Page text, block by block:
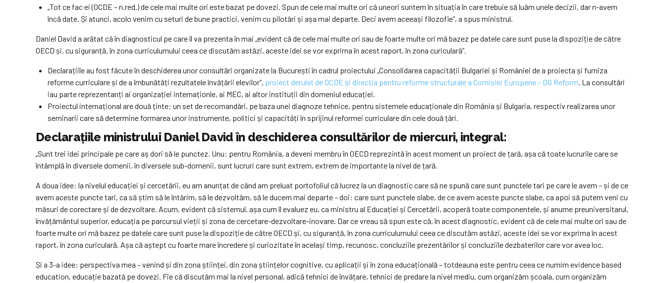
„Tot ce fac ei (OCDE – n.red.) de cele mai multe ori este bazat pe dovezi. Spun de cele mai multe ori că uneori suntem în situația în care trebuie să luăm unele decizii, dar n-avem
încă date. Și atunci, acolo venim cu seturi de bune practici, venim cu pilotări și așa mai departe. Deci avem aceeași filozofie”, a spus ministrul.
Daniel David a arătat că în diagnosticul pe care îl va prezenta în mai „evident că de cele mai multe ori sau de foarte multe ori mă bazez pe datele care sunt puse la dispoziție de către
OECD și, cu siguranță, în zona curriculumului ceea ce discutăm astăzi, aceste idei se vor exprima în acest raport, în zona curiculară”.
Declarațiile au fost făcute în deschiderea unor consultări organizate la București în cadrul proiectului „Consolidarea capacității Bulgariei și României de a proiecta și furniza
reforme curriculare și de a îmbunătăți rezultatele învățării elevilor”, proiect derulat de OCDE și direcția pentru reforme structurale a Comisiei Europene – DG Reform . La consultări
iau parte reprezentanți ai organizației internaționle, ai MEC, ai altor instituții din domeniul educației.
Proiectul internațional are două ținte: un set de recomandări, pe baza unei diagnoze tehnice, pentru sistemele educaționale din România și Bulgaria, respectiv realizarea unor
seminarii care să determine formarea unor instrumente, politici și capacități în sprijinul reformei curriculare din cele două țări.
Declarațiile ministrului Daniel David în deschiderea consultărilor de miercuri, integral:
„Sunt trei idei principale pe care aș dori să le punctez. Unu: pentru România, a deveni membru în OECD reprezintă în acest moment un proiect de țară, așa că toate lucrurile care se
întâmplă în diversele domenii, în diversele sub-domenii, sunt lucruri care sunt extrem, extrem de importante la nivel de țară.
A doua idee: la nivelul educației și cercetării, eu am anunțat de când am preluat portofoliul că lucrez la un diagnostic care să ne spună care sunt punctele tari pe care le avem – și de ce
avem aceste puncte tari, ca să știm să le întărim, să le dezvoltăm, să le ducem mai departe – doi: care sunt punctele slabe, de ce avem aceste puncte slabe, ca apoi să putem veni cu
măsuri de corectare și de dezvoltare. Acum, evident că sistemul, așa cum îl evaluez eu, ca ministru al Educației și Cercetării, acoperă toate componentele, și anume preuniversitarul,
învățământul superior, educația pe parcursul vieții și zona de cercetare-dezvoltare-inovare. Dar ce vreau să spun este că, în acest diagnostic, evident că de cele mai multe ori sau de
foarte multe ori mă bazez pe datele care sunt puse la dispoziție de către OECD și, cu siguranță, în zona curriculumului ceea ce discutăm astăzi, aceste idei se vor exprima în acest
raport, în zona curiculară. Așa că aștept cu foarte mare încredere și curiozitate în același timp, recunosc, concluziile prezentărilor și concluziile dezbaterilor care vor avea loc.
Și a 3-a idee: perspectiva mea – venind și din zona științei, din zona științelor cognitive, cu aplicații și în zona educațională – totdeauna este pentru ceea ce numim evidence based
education, educație bazată pe dovezi. Fie că discutăm mai la nivel personal, adică tehnici de învățare, tehnici de predare la nivel mediu, cum organizăm școala, cum organizăm